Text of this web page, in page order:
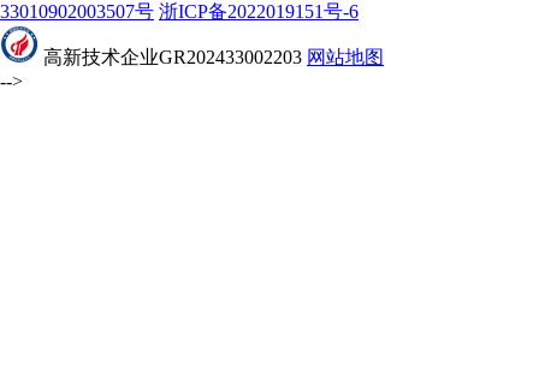
33010902003507号 浙ICP备2022019151号-6
高新技术企业GR202433002203 网站地图
-->